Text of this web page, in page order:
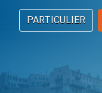
PARTICULIER